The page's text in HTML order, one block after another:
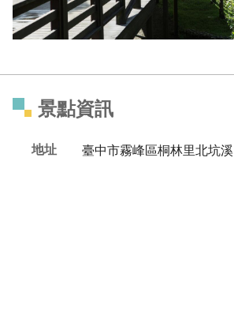
景點資訊
地址 臺中市霧峰區桐林里北坑溪